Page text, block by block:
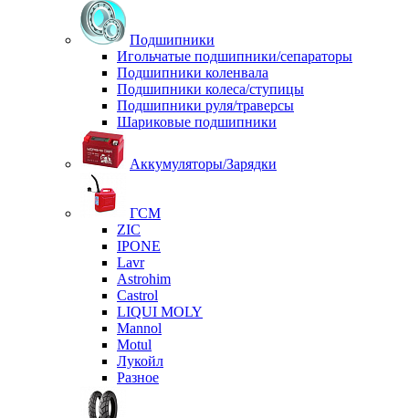
Подшипники
Игольчатые подшипники/сепараторы
Подшипники коленвала
Подшипники колеса/ступицы
Подшипники руля/траверсы
Шариковые подшипники
Аккумуляторы/Зарядки
ГСМ
ZIC
IPONE
Lavr
Astrohim
Castrol
LIQUI MOLY
Mannol
Motul
Лукойл
Разное